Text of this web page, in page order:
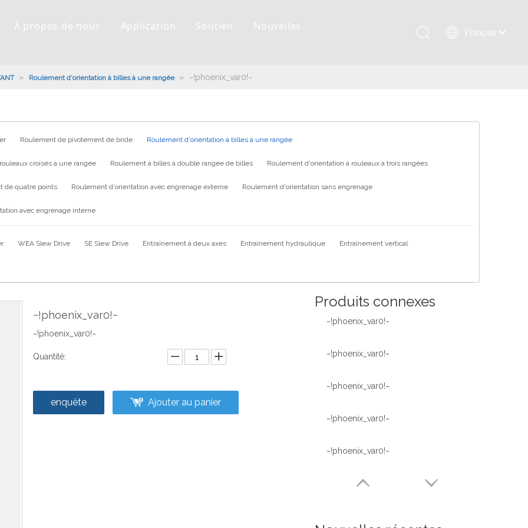
À propos de nous Application Soutien Nouvelles Français
» Roulement d'orientation à billes à une rangée » ~!phoenix_var0!~
Roulement de pivotement de bride Roulement d'orientation à billes à une rangée
croisés à une rangée Roulement à billes à double rangée de billes Roulement d'orientation à rouleaux à trois rangées
de quatre points Roulement d'orientation avec engrenage externe Roulement d'orientation sans engrenage
avec engrenage interne
WEA Slew Drive SE Slew Drive Entraînement à deux axes Entraînement hydraulique Entraînement vertical
~!phoenix_var0!~
~!phoenix_var0!~
Quantité:
enquête Ajouter au panier
Produits connexes
~!phoenix_var0!~
~!phoenix_var0!~
~!phoenix_var0!~
~!phoenix_var0!~
~!phoenix_var0!~